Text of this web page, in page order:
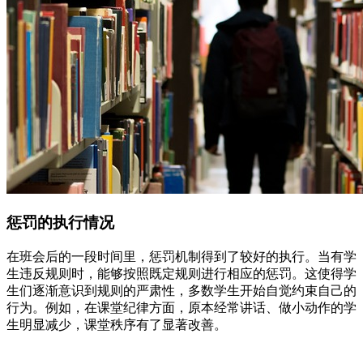
惩罚的执行情况
在班会后的一段时间里，惩罚机制得到了较好的执行。当有学
生违反规则时，能够按照既定规则进行相应的惩罚。这使得学
生们逐渐意识到规则的严肃性，多数学生开始自觉约束自己的
行为。例如，在课堂纪律方面，原本经常讲话、做小动作的学
生明显减少，课堂秩序有了显著改善。